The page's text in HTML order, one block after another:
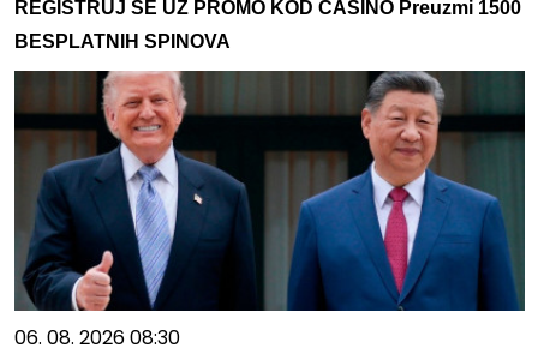
REGISTRUJ SE UZ PROMO KOD CASINO Preuzmi 1500
BESPLATNIH SPINOVA
06. 08. 2026 08:30